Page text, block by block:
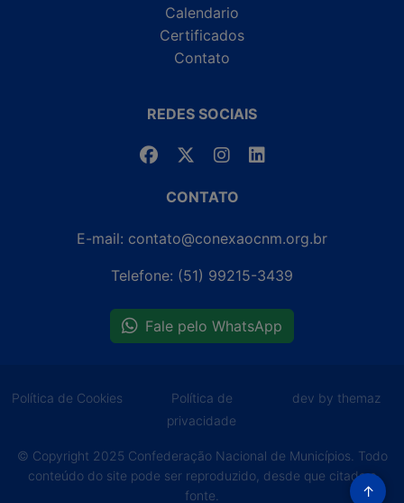
Calendario
Certificados
Contato
REDES SOCIAIS
CONTATO
E-mail: contato@conexaocnm.org.br
Telefone: (51) 99215-3439
Fale pelo WhatsApp
Política de Cookies
Política de
privacidade
dev by themaz
© Copyright 2025 Confederação Nacional de Municípios. Todo
conteúdo do site pode ser reproduzido, desde que citada a
fonte.
↑